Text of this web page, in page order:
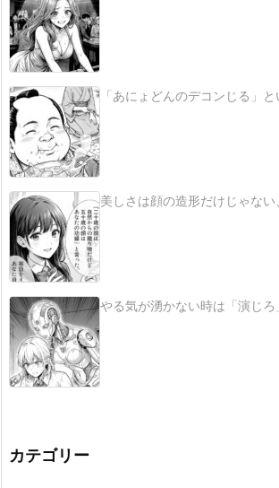
「あにょどんのデコンじる」と
美しさは顔の造形だけじゃない
やる気が湧かない時は「演じろ
カテゴリー